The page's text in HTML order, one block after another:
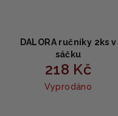
DALORA ručníky 2ks v
sáčku
218 Kč
Vyprodáno